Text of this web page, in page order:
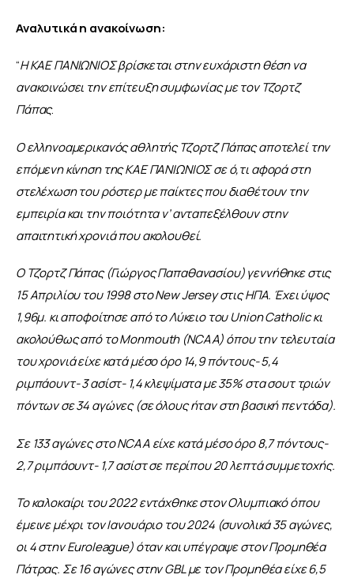
Αναλυτικά η ανακοίνωση:
“Η ΚΑΕ ΠΑΝΙΩΝΙΟΣ βρίσκεται στην ευχάριστη θέση να
ανακοινώσει την επίτευξη συμφωνίας με τον Τζορτζ
Πάπας.
Ο ελληνοαμερικανός αθλητής Τζορτζ Πάπας αποτελεί την
επόμενη κίνηση της ΚΑΕ ΠΑΝΙΩΝΙΟΣ σε ό,τι αφορά στη
στελέχωση του ρόστερ με παίκτες που διαθέτουν την
εμπειρία και την ποιότητα ν’ ανταπεξέλθουν στην
απαιτητική χρονιά που ακολουθεί.
Ο Τζορτζ Πάπας (Γιώργος Παπαθανασίου) γεννήθηκε στις
15 Απριλίου του 1998 στο New Jersey στις ΗΠΑ. Έχει ύψος
1,96μ. κι αποφοίτησε από το Λύκειο του Union Catholic κι
ακολούθως από το Monmouth (NCAA) όπου την τελευταία
του χρονιά είχε κατά μέσο όρο 14,9 πόντους- 5,4
ριμπάουντ- 3 ασίστ- 1,4 κλεψίματα με 35% στα σουτ τριών
πόντων σε 34 αγώνες (σε όλους ήταν στη βασική πεντάδα).
Σε 133 αγώνες στο NCAA είχε κατά μέσο όρο 8,7 πόντους-
2,7 ριμπάουντ- 1,7 ασίστ σε περίπου 20 λεπτά συμμετοχής.
Το καλοκαίρι του 2022 εντάχθηκε στον Ολυμπιακό όπου
έμεινε μέχρι τον Ιανουάριο του 2024 (συνολικά 35 αγώνες,
οι 4 στην Euroleague) όταν και υπέγραψε στον Προμηθέα
Πάτρας. Σε 16 αγώνες στην GBL με τον Προμηθέα είχε 6,5